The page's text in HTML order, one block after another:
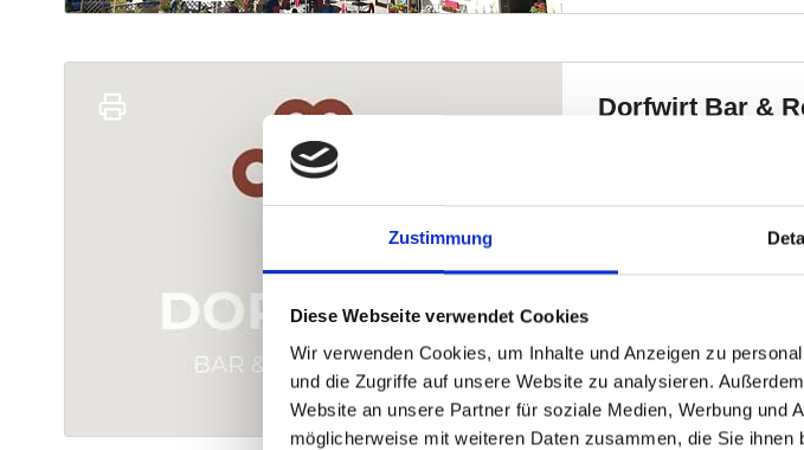
Zustimmung
Diese Webseite verwendet Cookies
Wir verwenden Cookies, um Inhalte und Anzeigen zu
und die Zugriffe auf unsere Website zu analysieren.
Website an unsere Partner für soziale Medien, Werbung und
möglicherweise mit weiteren Daten zusammen, die Sie